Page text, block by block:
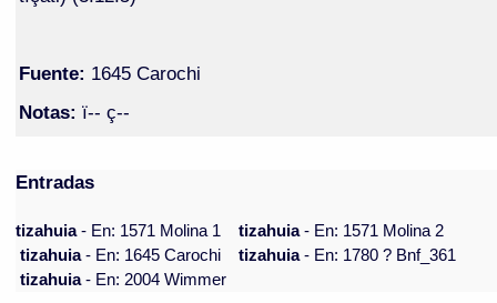
Fuente: 1645 Carochi
Notas: ï-- ç--
Entradas
tizahuia- En: 1571 Molina 1 tizahuia- En: 1571 Molina 2
tizahuia- En: 1645 Carochi tizahuia- En: 1780 ? Bnf_361
tizahuia- En: 2004 Wimmer